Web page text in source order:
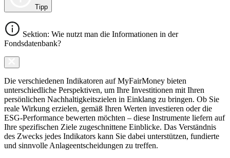
Tipp
Sektion: Wie nutzt man die Informationen in der
Fondsdatenbank?
Die verschiedenen Indikatoren auf MyFairMoney bieten
unterschiedliche Perspektiven, um Ihre Investitionen mit Ihren
persönlichen Nachhaltigkeitszielen in Einklang zu bringen. Ob Sie
reale Wirkung erzielen, gemäß Ihren Werten investieren oder die
ESG-Performance bewerten möchten – diese Instrumente liefern auf
Ihre spezifischen Ziele zugeschnittene Einblicke. Das Verständnis
des Zwecks jedes Indikators kann Sie dabei unterstützen, fundierte
und sinnvolle Anlageentscheidungen zu treffen.